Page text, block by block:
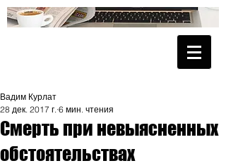
Смерть при невыясненных
обстоятельствах
Вадим Курлат
28 дек. 2017 г. 6 мин. чтения